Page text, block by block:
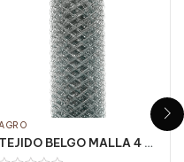
TEJIDO BELGO MALLA 4 X 1.00 – 25M